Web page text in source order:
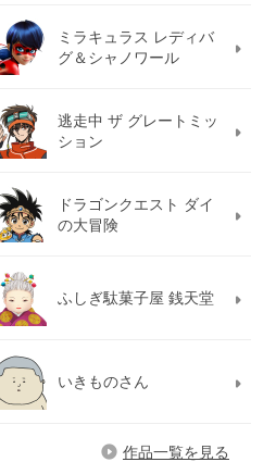
ミラキュラス レディバ
グ＆シャノワール
逃走中 ザ グレートミッ
ション
ドラゴンクエスト ダイ
の大冒険
ふしぎ駄菓子屋 銭天堂
いきものさん
作品一覧を見る